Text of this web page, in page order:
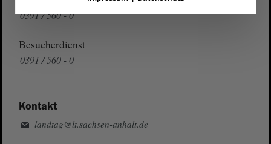
0391 / 560 - 0
Besucherdienst
0391 / 560 - 0
Kontakt
landtag@lt.sachsen-anhalt.de